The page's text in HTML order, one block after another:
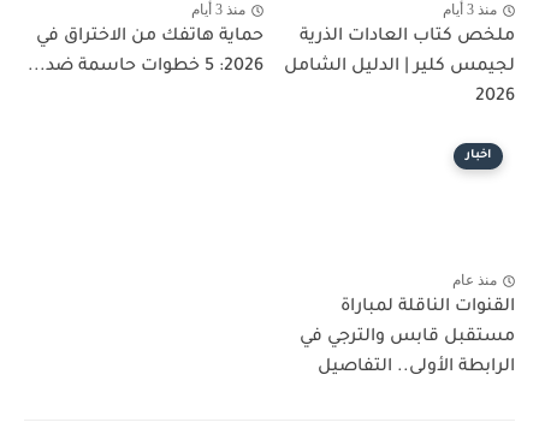
منذ 3 أيام
ملخص كتاب العادات الذرية
لجيمس كلير | الدليل الشامل
2026
منذ 3 أيام
حماية هاتفك من الاختراق في
2026: 5 خطوات حاسمة ضد...
اخبار
منذ عام
القنوات الناقلة لمباراة
مستقبل قابس والترجي في
الرابطة الأولى.. التفاصيل